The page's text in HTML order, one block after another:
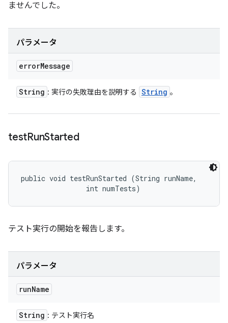
ませんでした。
パラメータ
errorMessage
String : 実行の失敗理由を説明する String 。
testRunStarted
public void testRunStarted (String runName,
                int numTests)
テスト実行の開始を報告します。
パラメータ
runName
String : テスト実行名